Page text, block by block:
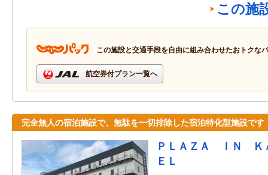
この施
この施設と交通手段を自由に組み合わせたおトクな
航空券付プラン一覧へ
完全無人の宿泊施設で、無駄を一切排除した宿泊特化型施設です
ＰＬＡＺＡ ＩＮ Ｋ
ＥＬ